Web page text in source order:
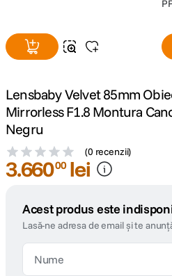
Lensbaby Velvet 85mm
Mirrorless F1.8 Montura
Negru
(0 recenzii)
3.66000 lei
Acest produs este
Lasă-ne adresa de email și te